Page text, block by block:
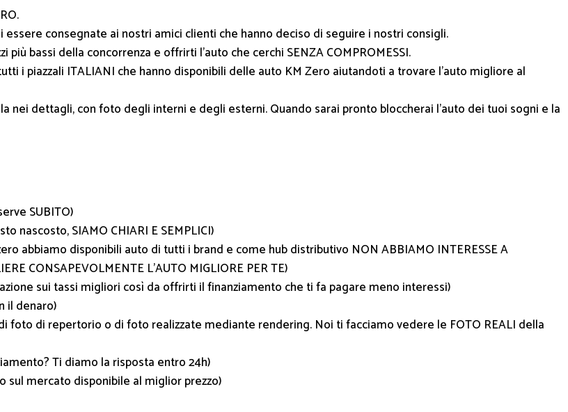
consegnate ai nostri amici clienti che hanno deciso di seguire i nostri consigli.
bassi della concorrenza e offrirti l’auto che cerchi SENZA COMPROMESSI.
i piazzali ITALIANI che hanno disponibili delle auto KM Zero aiutandoti a trovare l’auto migliore al
nei dettagli, con foto degli interni e degli esterni. Quando sarai pronto bloccherai l’auto dei tuoi sogni e la
SUBITO)
nascosto, SIAMO CHIARI E SEMPLICI)
abbiamo disponibili auto di tutti i brand e come hub distributivo NON ABBIAMO INTERESSE A
CONSAPEVOLMENTE L’AUTO MIGLIORE PER TE)
sui tassi migliori così da offrirti il finanziamento che ti fa pagare meno interessi)
il denaro)
foto di repertorio o di foto realizzate mediante rendering. Noi ti facciamo vedere le FOTO REALI della
Ti diamo la risposta entro 24h)
sul mercato disponibile al miglior prezzo)